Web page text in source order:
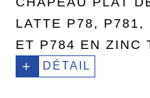
LATTE P78, P781,
ET P784 EN ZINC
+ DÉTAIL